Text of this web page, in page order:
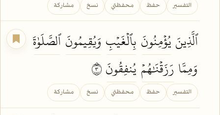
التفسير حفظ محفظتي نسخ مشاركة
ٱلَّذِينَ يُؤۡمِنُونَ بِٱلۡغَيۡبِ وَيُقِيمُونَ ٱلصَّلَوٰةَ
وَمِمَّا رَزَقۡنَٰهُمۡ يُنفِقُونَ
التفسير حفظ محفظتي نسخ مشاركة